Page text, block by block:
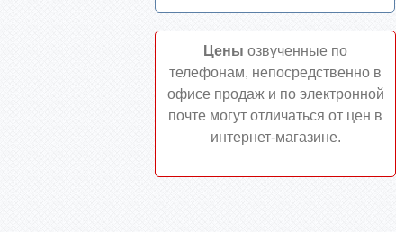
Цены озвученные по
телефонам, непосредственно в
офисе продаж и по электронной
почте могут отличаться от цен в
интернет-магазине.